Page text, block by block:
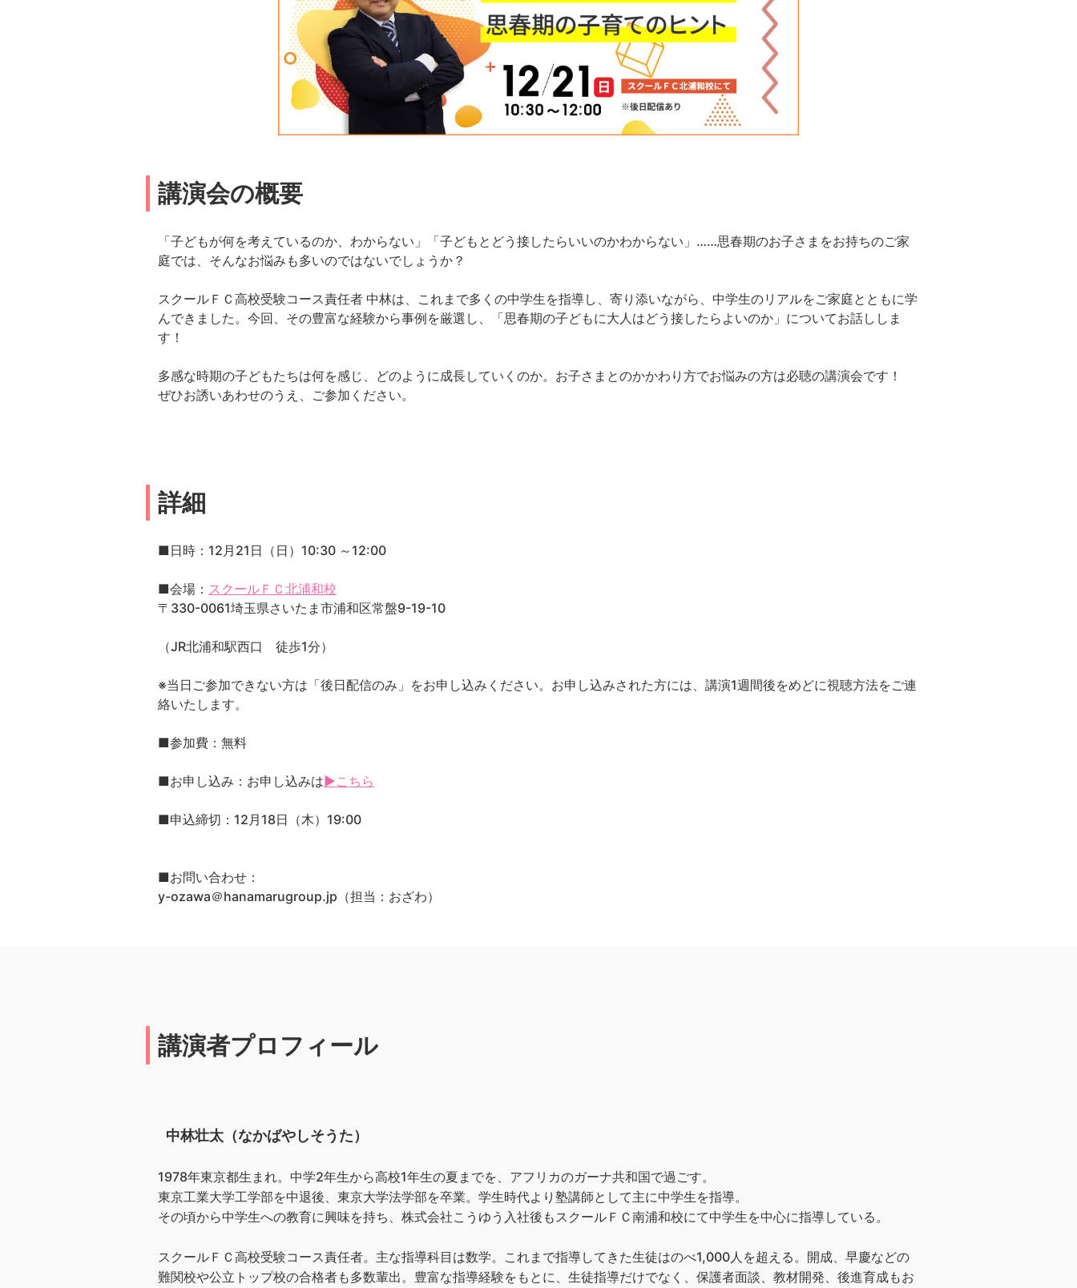
講演会の概要
「子どもが何を考えているのか、わからない」「子どもとどう接したらいいのかわからない」……思春期のお子さまをお持ちのご家
庭では、そんなお悩みも多いのではないでしょうか？
スクールＦＣ高校受験コース責任者 中林は、これまで多くの中学生を指導し、寄り添いながら、中学生のリアルをご家庭とともに学
んできました。今回、その豊富な経験から事例を厳選し、「思春期の子どもに大人はどう接したらよいのか」についてお話ししま
す！
多感な時期の子どもたちは何を感じ、どのように成長していくのか。お子さまとのかかわり方でお悩みの方は必聴の講演会です！
ぜひお誘いあわせのうえ、ご参加ください。
詳細
■日時：12月21日（日）10:30 ～12:00
■会場： スクールＦＣ北浦和校
〒330-0061埼玉県さいたま市浦和区常盤9-19-10
（JR北浦和駅西口 徒歩1分）
※当日ご参加できない方は「後日配信のみ」をお申し込みください。お申し込みされた方には、講演1週間後をめどに視聴方法をご連
絡いたします。
■参加費：無料
■お申し込み：お申し込みは▶こちら
■申込締切：12月18日（木）19:00
■お問い合わせ：
y-ozawa＠hanamarugroup.jp（担当：おざわ）
講演者プロフィール
中林壮太（なかばやしそうた）
1978年東京都生まれ。中学2年生から高校1年生の夏までを、アフリカのガーナ共和国で過ごす。
東京工業大学工学部を中退後、東京大学法学部を卒業。学生時代より塾講師として主に中学生を指導。
その頃から中学生への教育に興味を持ち、株式会社こうゆう入社後もスクールＦＣ南浦和校にて中学生を中心に指導している。
スクールＦＣ高校受験コース責任者。主な指導科目は数学。これまで指導してきた生徒はのべ1,000人を超える。開成、早慶などの
難関校や公立トップ校の合格者も多数輩出。豊富な指導経験をもとに、生徒指導だけでなく、保護者面談、教材開発、後進育成もお